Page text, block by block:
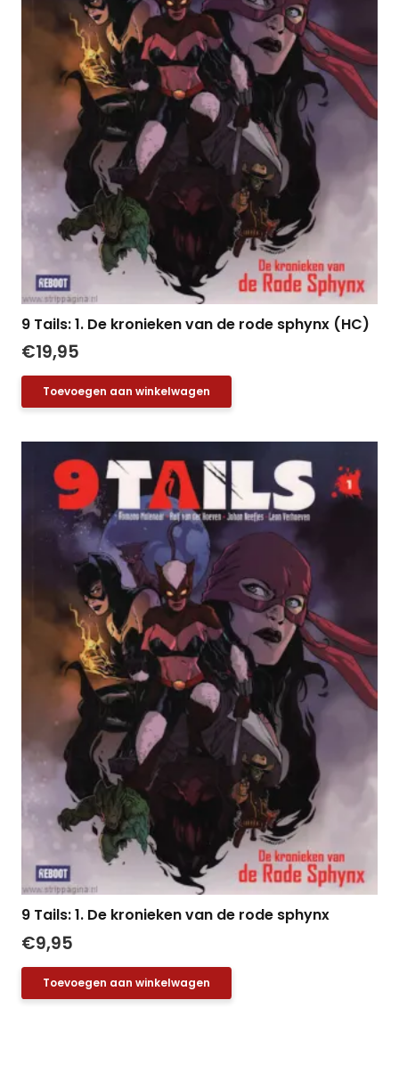
9 Tails: 1. De kronieken van de rode sphynx (HC)
€19,95
Toevoegen aan winkelwagen
9 Tails: 1. De kronieken van de rode sphynx
€9,95
Toevoegen aan winkelwagen